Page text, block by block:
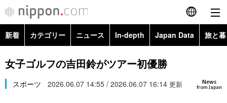
English
简体字
繁體字
新着 カテゴリー ニュース In-depth Japan Data 旅と
政治・外交
経済・ビジネス Images
女子ゴルフの吉田鈴がツアー初優勝
News
from Japan
スポーツ 2026.06.07 14:55 / 2026.06.07 16:14 更新